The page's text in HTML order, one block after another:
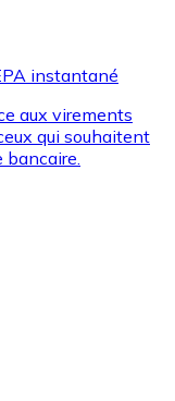
instantané
aux virements
qui souhaitent